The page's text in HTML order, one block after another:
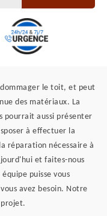
le toit, et peut
des matériaux. La
pourrait aussi présenter
à effectuer la
réparation nécessaire à
et faites-nous
puisse vous
avez besoin. Notre